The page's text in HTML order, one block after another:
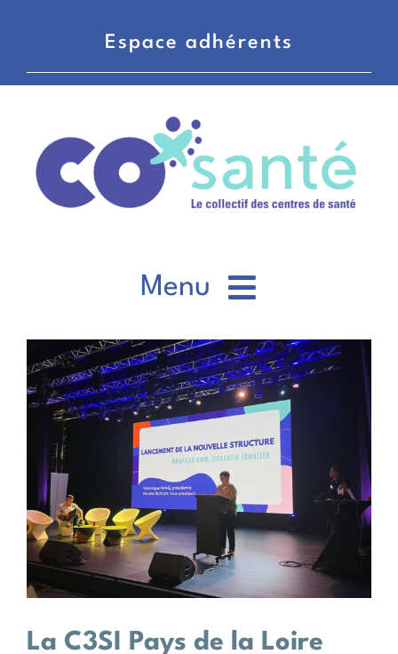
Espace adhérents
Menu
CO’santé
Centres de santé
Actions
Actualités
l'image
agrandie
La C3SI Pays de la Loire